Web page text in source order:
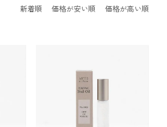
新着順 価格が安い順 価格が高い順